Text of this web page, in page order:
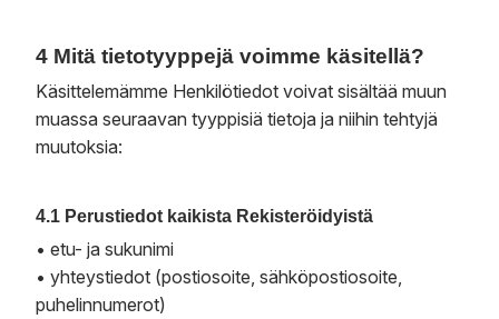
4 Mitä tietotyyppejä voimme käsitellä?
Käsittelemämme Henkilötiedot voivat sisältää muun
muassa seuraavan tyyppisiä tietoja ja niihin tehtyjä
muutoksia:
4.1 Perustiedot kaikista Rekisteröidyistä
• etu- ja sukunimi
• yhteystiedot (postiosoite, sähköpostiosoite,
puhelinnumerot)